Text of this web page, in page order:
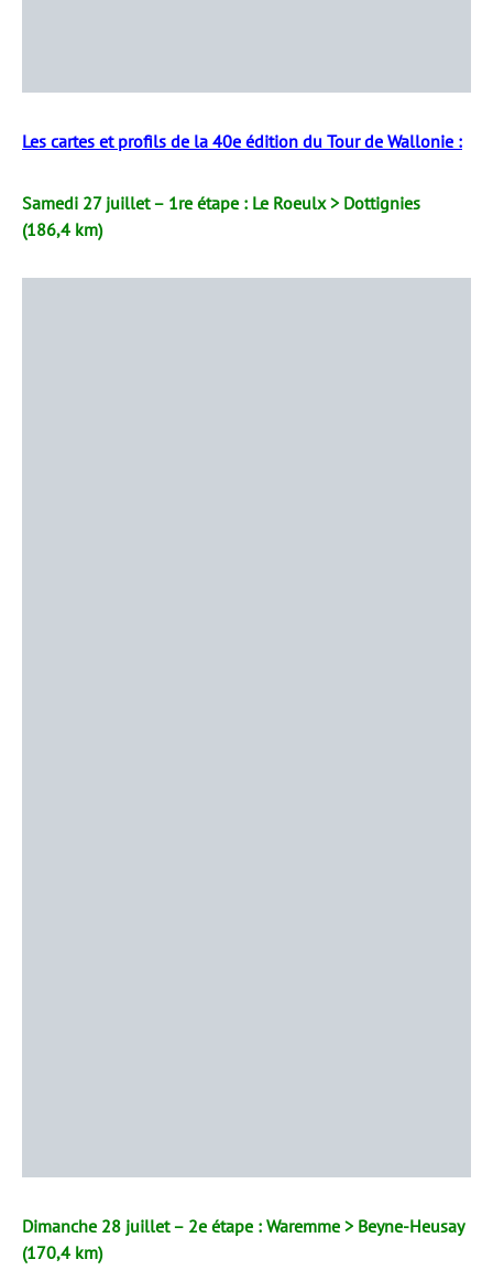
Les cartes et profils de la 40e édition du Tour de Wallonie :
Samedi 27 juillet – 1re étape : Le Roeulx > Dottignies
(186,4 km)
Dimanche 28 juillet – 2e étape : Waremme > Beyne-Heusay
(170,4 km)